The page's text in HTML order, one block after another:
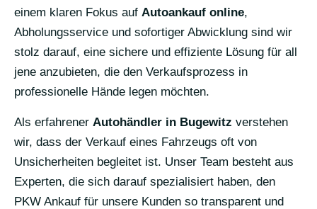
einem klaren Fokus auf Autoankauf online,
Abholungsservice und sofortiger Abwicklung sind wir
stolz darauf, eine sichere und effiziente Lösung für all
jene anzubieten, die den Verkaufsprozess in
professionelle Hände legen möchten.
Als erfahrener Autohändler in Bugewitz verstehen
wir, dass der Verkauf eines Fahrzeugs oft von
Unsicherheiten begleitet ist. Unser Team besteht aus
Experten, die sich darauf spezialisiert haben, den
PKW Ankauf für unsere Kunden so transparent und